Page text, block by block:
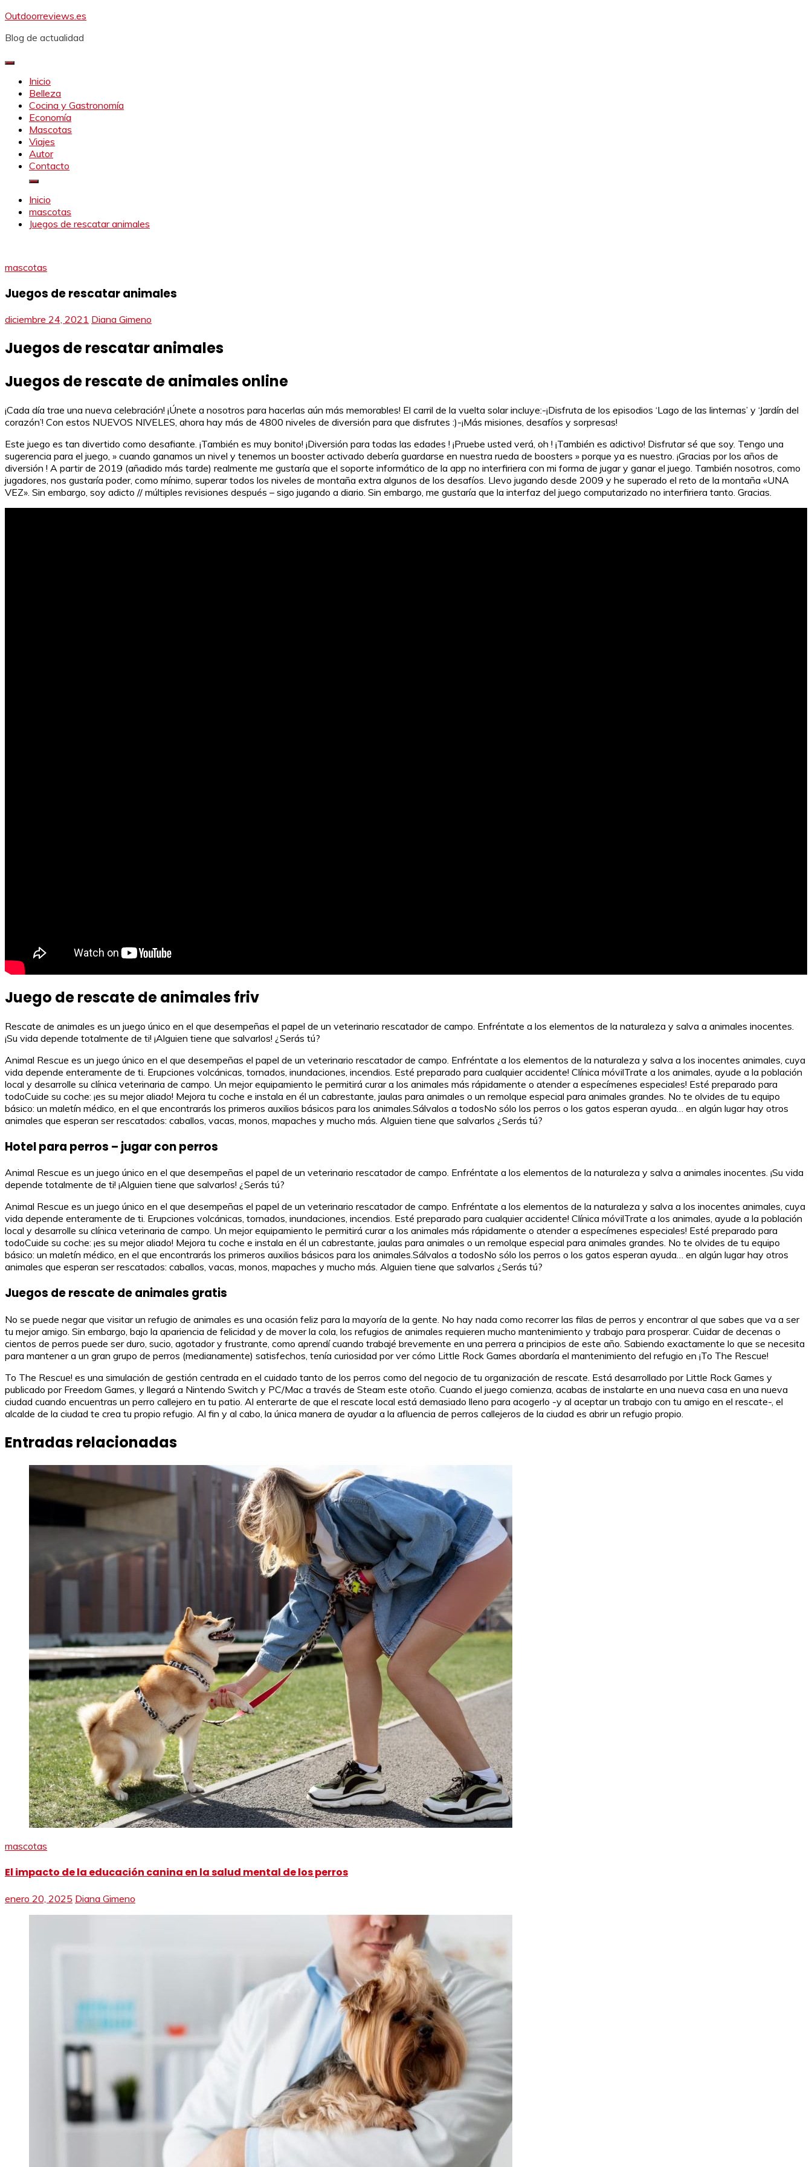
Saltar
contenido
Outdoorreviews.es
Blog de actualidad
Inicio
Belleza
Cocina y Gastronomía
Economía
Mascotas
Viajes
Autor
Contacto
Inicio
mascotas
Juegos de rescatar animales
mascotas
Juegos de rescatar animales
diciembre 24, 2021 Diana Gimeno
Juegos de rescatar animales
Juegos de rescate de animales online
¡Cada día trae una nueva celebración! ¡Únete a nosotros para hacerlas aún más memorables! El carril de la vuelta solar incluye:-¡Disfruta de los episodios ‘Lago de las linternas’ y ‘Jardín del
corazón’! Con estos NUEVOS NIVELES, ahora hay más de 4800 niveles de diversión para que disfrutes :)-¡Más misiones, desafíos y sorpresas!
Este juego es tan divertido como desafiante. ¡También es muy bonito! ¡Diversión para todas las edades ! ¡Pruebe usted verá, oh ! ¡También es adictivo! Disfrutar sé que soy. Tengo una
sugerencia para el juego, » cuando ganamos un nivel y tenemos un booster activado debería guardarse en nuestra rueda de boosters » porque ya es nuestro. ¡Gracias por los años de
diversión ! A partir de 2019 (añadido más tarde) realmente me gustaría que el soporte informático de la app no interfiriera con mi forma de jugar y ganar el juego. También nosotros, como
jugadores, nos gustaría poder, como mínimo, superar todos los niveles de montaña extra algunos de los desafíos. Llevo jugando desde 2009 y he superado el reto de la montaña «UNA
VEZ». Sin embargo, soy adicto // múltiples revisiones después – sigo jugando a diario. Sin embargo, me gustaría que la interfaz del juego computarizado no interfiriera tanto. Gracias.
Juego de rescate de animales friv
Rescate de animales es un juego único en el que desempeñas el papel de un veterinario rescatador de campo. Enfréntate a los elementos de la naturaleza y salva a animales inocentes.
¡Su vida depende totalmente de ti! ¡Alguien tiene que salvarlos! ¿Serás tú?
Animal Rescue es un juego único en el que desempeñas el papel de un veterinario rescatador de campo. Enfréntate a los elementos de la naturaleza y salva a los inocentes animales, cuya
vida depende enteramente de ti. Erupciones volcánicas, tornados, inundaciones, incendios. Esté preparado para cualquier accidente! Clínica móvilTrate a los animales, ayude a la población
local y desarrolle su clínica veterinaria de campo. Un mejor equipamiento le permitirá curar a los animales más rápidamente o atender a especímenes especiales! Esté preparado para
todoCuide su coche: ¡es su mejor aliado! Mejora tu coche e instala en él un cabrestante, jaulas para animales o un remolque especial para animales grandes. No te olvides de tu equipo
básico: un maletín médico, en el que encontrarás los primeros auxilios básicos para los animales.Sálvalos a todosNo sólo los perros o los gatos esperan ayuda… en algún lugar hay otros
animales que esperan ser rescatados: caballos, vacas, monos, mapaches y mucho más. Alguien tiene que salvarlos ¿Serás tú?
Hotel para perros – jugar con perros
Animal Rescue es un juego único en el que desempeñas el papel de un veterinario rescatador de campo. Enfréntate a los elementos de la naturaleza y salva a animales inocentes. ¡Su vida
depende totalmente de ti! ¡Alguien tiene que salvarlos! ¿Serás tú?
Animal Rescue es un juego único en el que desempeñas el papel de un veterinario rescatador de campo. Enfréntate a los elementos de la naturaleza y salva a los inocentes animales, cuya
vida depende enteramente de ti. Erupciones volcánicas, tornados, inundaciones, incendios. Esté preparado para cualquier accidente! Clínica móvilTrate a los animales, ayude a la población
local y desarrolle su clínica veterinaria de campo. Un mejor equipamiento le permitirá curar a los animales más rápidamente o atender a especímenes especiales! Esté preparado para
todoCuide su coche: ¡es su mejor aliado! Mejora tu coche e instala en él un cabrestante, jaulas para animales o un remolque especial para animales grandes. No te olvides de tu equipo
básico: un maletín médico, en el que encontrarás los primeros auxilios básicos para los animales.Sálvalos a todosNo sólo los perros o los gatos esperan ayuda… en algún lugar hay otros
animales que esperan ser rescatados: caballos, vacas, monos, mapaches y mucho más. Alguien tiene que salvarlos ¿Serás tú?
Juegos de rescate de animales gratis
No se puede negar que visitar un refugio de animales es una ocasión feliz para la mayoría de la gente. No hay nada como recorrer las filas de perros y encontrar al que sabes que va a ser
tu mejor amigo. Sin embargo, bajo la apariencia de felicidad y de mover la cola, los refugios de animales requieren mucho mantenimiento y trabajo para prosperar. Cuidar de decenas o
cientos de perros puede ser duro, sucio, agotador y frustrante, como aprendí cuando trabajé brevemente en una perrera a principios de este año. Sabiendo exactamente lo que se necesita
para mantener a un gran grupo de perros (medianamente) satisfechos, tenía curiosidad por ver cómo Little Rock Games abordaría el mantenimiento del refugio en ¡To The Rescue!
To The Rescue! es una simulación de gestión centrada en el cuidado tanto de los perros como del negocio de tu organización de rescate. Está desarrollado por Little Rock Games y
publicado por Freedom Games, y llegará a Nintendo Switch y PC/Mac a través de Steam este otoño. Cuando el juego comienza, acabas de instalarte en una nueva casa en una nueva
ciudad cuando encuentras un perro callejero en tu patio. Al enterarte de que el rescate local está demasiado lleno para acogerlo -y al aceptar un trabajo con tu amigo en el rescate-, el
alcalde de la ciudad te crea tu propio refugio. Al fin y al cabo, la única manera de ayudar a la afluencia de perros callejeros de la ciudad es abrir un refugio propio.
Entradas relacionadas
mascotas
El impacto de la educación canina en la salud mental de los perros
enero 20, 2025 Diana Gimeno